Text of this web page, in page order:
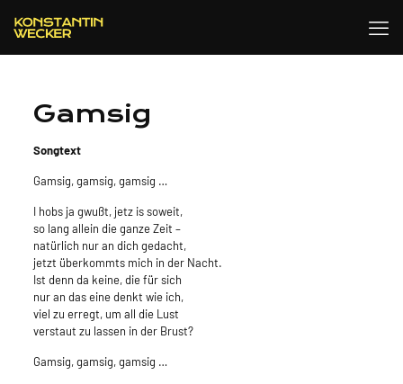
Gamsig
Songtext
Gamsig, gamsig, gamsig …
I hobs ja gwußt, jetz is soweit,
so lang allein die ganze Zeit –
natürlich nur an dich gedacht,
jetzt überkommts mich in der Nacht.
Ist denn da keine, die für sich
nur an das eine denkt wie ich,
viel zu erregt, um all die Lust
verstaut zu lassen in der Brust?
Gamsig, gamsig, gamsig …